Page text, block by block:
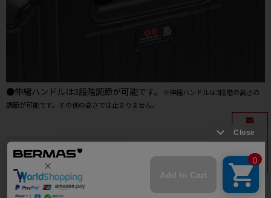
●伸縮ハンドルは3段階調節が可能です。
※伸縮ハンドルは3段階の高さの
調節が可能です。その他の高さでは止まりません。